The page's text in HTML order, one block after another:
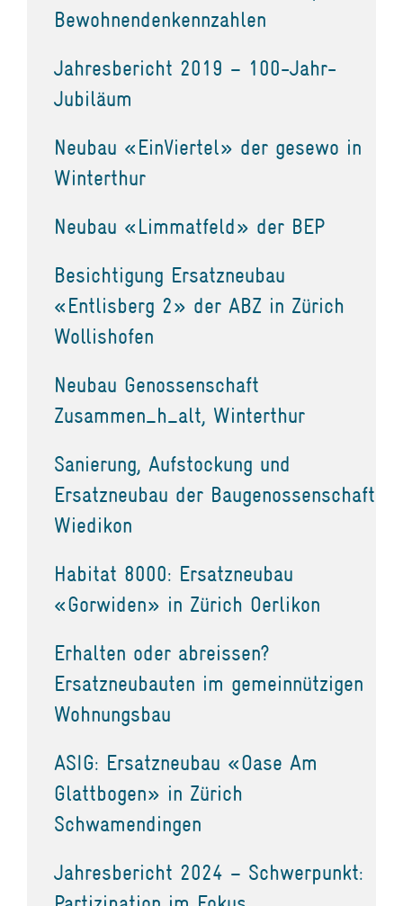
Bewohnendenkennzahlen
Jahresbericht 2019 – 100-Jahr-
Jubiläum
Neubau «EinViertel» der gesewo in
Winterthur
Neubau «Limmatfeld» der BEP
Besichtigung Ersatzneubau
«Entlisberg 2» der ABZ in Zürich
Wollishofen
Neubau Genossenschaft
Zusammen_h_alt, Winterthur
Sanierung, Aufstockung und
Ersatzneubau der Baugenossenschaft
Wiedikon
Habitat 8000: Ersatzneubau
«Gorwiden» in Zürich Oerlikon
Erhalten oder abreissen?
Ersatzneubauten im gemeinnützigen
Wohnungsbau
ASIG: Ersatzneubau «Oase Am
Glattbogen» in Zürich
Schwamendingen
Jahresbericht 2024 – Schwerpunkt: